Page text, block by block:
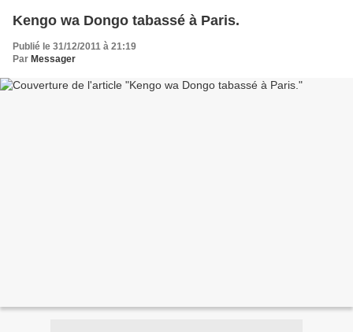
Kengo wa Dongo tabassé à Paris.
Publié le 31/12/2011 à 21:19
Par Messager